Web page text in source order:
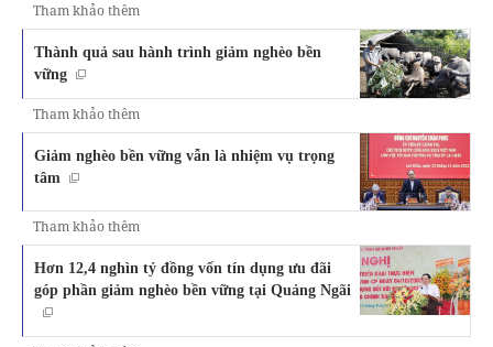
Tham khảo thêm
Thành quả sau hành trình giảm nghèo bền
vững
Tham khảo thêm
Giảm nghèo bền vững vẫn là nhiệm vụ trọng
tâm
Tham khảo thêm
Hơn 12,4 nghìn tỷ đồng vốn tín dụng ưu đãi
góp phần giảm nghèo bền vững tại Quảng Ngãi